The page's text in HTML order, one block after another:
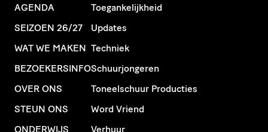
AGENDA
SEIZOEN 26/27
WAT WE MAKEN
BEZOEKERSINFO
OVER ONS
STEUN ONS
ONDERWIJS
Toegankelijkheid
Updates
Techniek
Schuurjongeren
Toneelschuur Producties
Word Vriend
Verhuur